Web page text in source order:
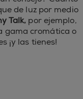
de luz por medio
Talk, por ejemplo,
gama cromática o
¡y las tienes!